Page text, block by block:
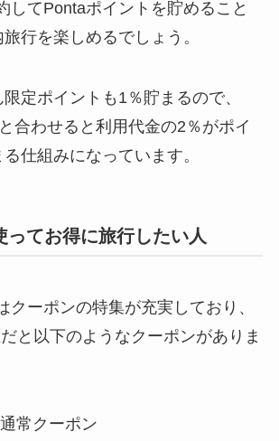
してPontaポイントを貯めること
行を楽しめるでしょう。
定ポイントも1％貯まるので、
合わせると利用代金の2％がポイ
仕組みになっています。
ってお得に旅行したい人
クーポンの特集が充実しており、
と以下のようなクーポンがありま
常クーポン